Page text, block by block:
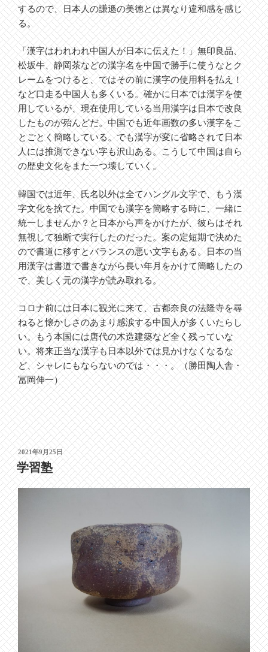
するので、日本人の謙遜の美徳とは異なり違和感を感じ
る。
「漢字はわれわれ中国人が日本に伝えた！」無印良品、
松坂牛、静岡茶などの漢字名を中国で勝手に使うなとク
レームをつけると、ではその前に漢字の使用料を払え！
など口走る中国人も多くいる。確かに日本では漢字を使
用しているが、現在使用している当用漢字は日本で改良
したものが殆んどだ。中国でも近年画数の多い漢字をこ
とごとく簡略している。でも漢字が変に省略されて日本
人には推測できない字も沢山ある。こうして中国は自ら
の歴史文化をまた一つ壊していく。
韓国では近年、氏名以外は全てハングル文字で、もう漢
字文化を捨てた。中国でも漢字を簡略する時に、一緒に
統一しませんか？と日本から声をかけたが、彼らはそれ
無視して独断で実行したのだった。案の定短期で決めた
ので書道に移すとバランスの悪い文字もある。日本の当
用漢字は書道で書きながら長い年月をかけて簡略したの
で、美しく元の漢字が読み取れる。
コロナ前には日本に観光に来て、古都奈良の法隆寺を尋
ねると懐かしさのあまり感涙する中国人が多くいたらし
い。もう本国には唐代の木造建築など全く残っていな
い。将来正当な漢字も日本以外では見かけなくなるな
ど、シャレにもならないのでは・・・。（勝田陶人舎・
冨岡伸一）
投
稿
日:
2021年9月25日
学習塾